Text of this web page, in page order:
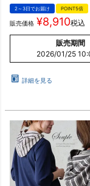
2～3日でお届け POINT5倍
販売価格 ¥8,910税込
販売期間
2026/01/25
詳細を見る